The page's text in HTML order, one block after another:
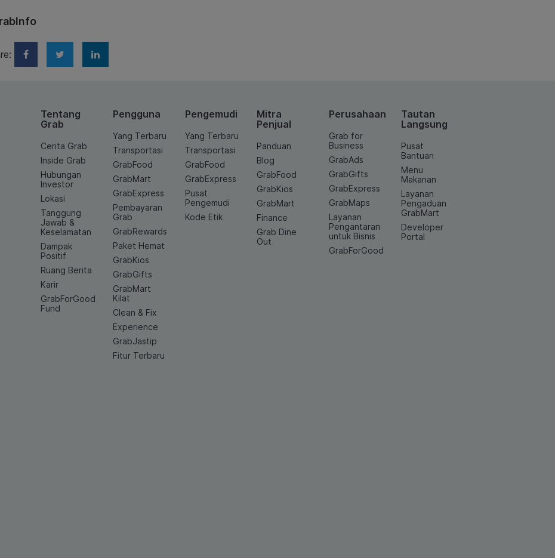
Tentang
Grab
Cerita Grab
Inside Grab
Hubungan
Investor
Lokasi
Tanggung
Jawab &
Keselamatan
Dampak
Positif
Ruang Berita
Karir
GrabForGood
Fund
Pengguna
Yang Terbaru
Transportasi
GrabFood
GrabMart
GrabExpress
Pembayaran
Grab
GrabRewards
Paket Hemat
GrabKios
GrabGifts
GrabMart
Kilat
Clean & Fix
Experience
GrabJastip
Fitur Terbaru
Pengemudi
Yang Terbaru
Transportasi
GrabFood
GrabExpress
Pusat
Pengemudi
Kode Etik
Mitra
Penjual
Panduan
Blog
GrabFood
GrabKios
GrabMart
Finance
Grab Dine
Out
Perusahaan
Grab for
Business
GrabAds
GrabGifts
GrabExpress
GrabMaps
Layanan
Pengantaran
untuk Bisnis
GrabForGood
Tautan
Langsung
Pusat
Bantuan
Menu
Makanan
Layanan
Pengaduan
GrabMart
Developer
Portal